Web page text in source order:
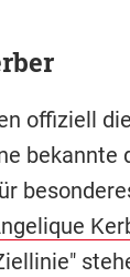
offiziell
bekannte